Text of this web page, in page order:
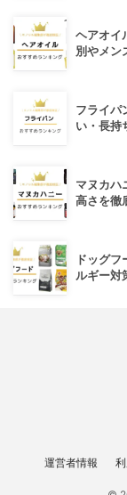
ヘアオイ
別やメン
フライパ
い・長持
マヌカハ
高さを徹
ドッグ
ルギー対
運営者情報